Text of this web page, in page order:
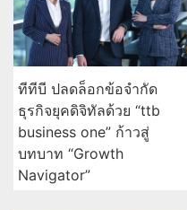
ทีทีบี ปลดล็อกข้อจำกัด
ธุรกิจยุคดิจิทัลด้วย “ttb
business one” ก้าวสู่
บทบาท “Growth
Navigator”